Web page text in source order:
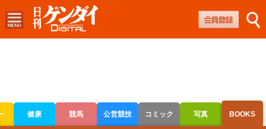
健康 競馬 公営競技 コミック 写真 BOOKS